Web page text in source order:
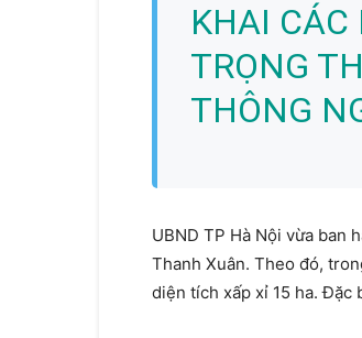
KHAI
TRỌNG
THÔNG
UBND TP Hà Nội vừa ban
Thanh Xuân. Theo đó,
diện tích xấp xỉ 15 ha. Đặc